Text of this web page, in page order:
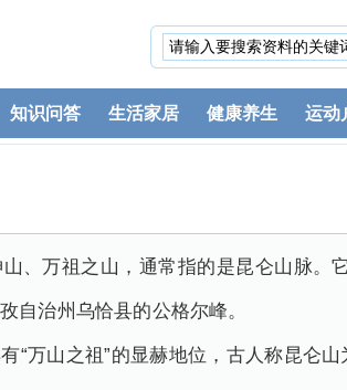
知识问答 生活家居 健康养生 运动
、万祖之山，通常指的是昆仑山脉。
自治州乌恰县的公格尔峰。
“万山之祖”的显赫地位，古人称昆仑